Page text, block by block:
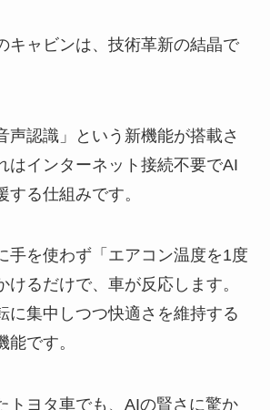
キャビンは、技術革新の結晶で
声認識」という新機能が搭載さ
はインターネット接続不要でAI
る仕組みです。
手を使わず「エアコン温度を1度
けるだけで、車が反応します。
に集中しつつ快適さを維持する
です。
トヨタ車でも、AIの賢さに驚か